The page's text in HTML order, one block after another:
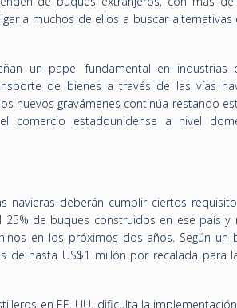
a muchos de ellos a buscar alternativas
un papel fundamental en industrias
de bienes a través de las vías
nuevos gravámenes continúa restando
comercio estadounidense a nivel
navieras deberán cumplir ciertos
de buques construidos en ese país y
en los próximos dos años. Según un
de hasta US$1 millón por recalada para
en EE. UU. dificulta la